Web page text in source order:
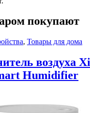
покупают
, Товары для дома
воздуха
Humidifier